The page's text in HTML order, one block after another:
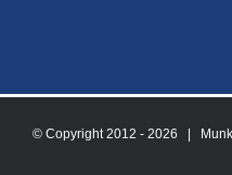
© Copyright 2012 - 2026 |